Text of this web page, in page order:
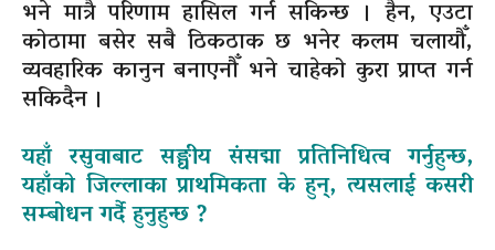
भने मात्रै परिणाम हासिल गर्न सकिन्छ । हैन, एउटा
कोठामा बसेर सबै ठिकठाक छ भनेर कलम चलायौँ,
व्यवहारिक कानुन बनाएनौँ भने चाहेको कुरा प्राप्त गर्न
सकिदैन ।
यहाँ रसुवाबाट सङ्घीय संसद्मा प्रतिनिधित्व गर्नुहुन्छ,
यहाँको जिल्लाका प्राथमिकता के हुन्, त्यसलाई कसरी
सम्बोधन गर्दै हुनुहुन्छ ?